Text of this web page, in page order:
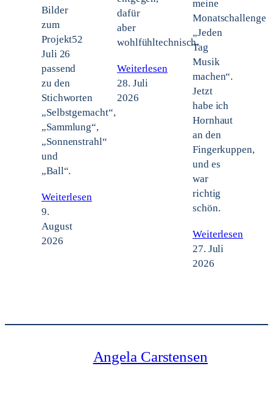
Bilder
zum
Projekt52
Juli 26
passend
zu den
Stichworten
„Selbstgemacht“,
„Sammlung“,
„Sonnenstrahl“
und
„Ball“.
Weiterlesen
9.
August
2026
dafür
aber
wohlfühltechnisch.
Weiterlesen
28. Juli
2026
meine
Monatschallenge
„Jeden
Tag
Musik
machen“.
Jetzt
habe ich
Hornhaut
an den
Fingerkuppen,
und es
war
richtig
schön.
Weiterlesen
27. Juli
2026
Angela Carstensen